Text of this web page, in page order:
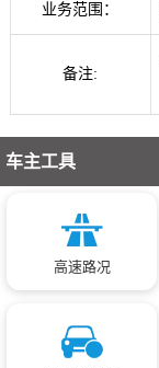
业务范围：
备注:
车主工具
高速路况